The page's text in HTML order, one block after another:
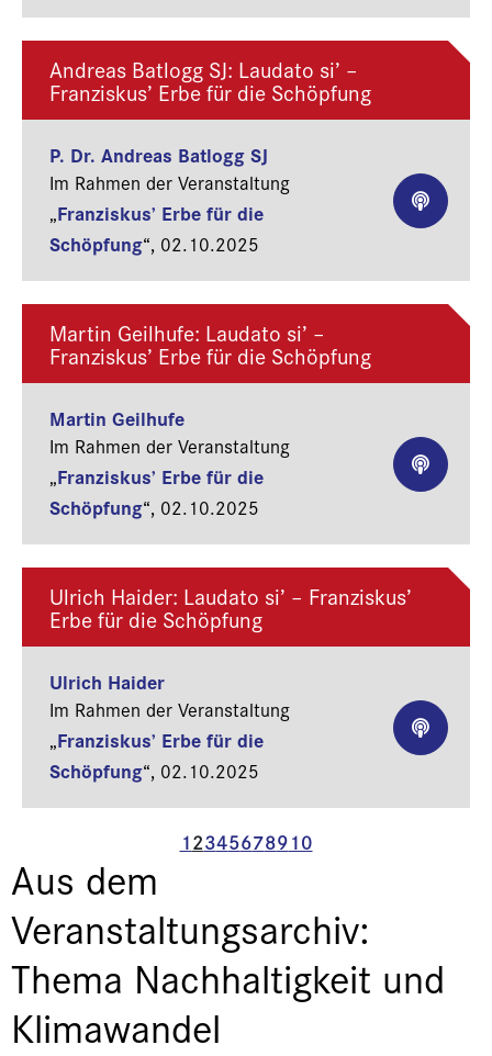
Andreas Batlogg SJ: Laudato si’ –
Franziskus’ Erbe für die Schöpfung
P. Dr. Andreas Batlogg SJ
Im Rahmen der Veranstaltung
„Franziskus’ Erbe für die
Schöpfung“, 02.10.2025
Martin Geilhufe: Laudato si’ –
Franziskus’ Erbe für die Schöpfung
Martin Geilhufe
Im Rahmen der Veranstaltung
„Franziskus’ Erbe für die
Schöpfung“, 02.10.2025
Ulrich Haider: Laudato si’ – Franziskus’
Erbe für die Schöpfung
Ulrich Haider
Im Rahmen der Veranstaltung
„Franziskus’ Erbe für die
Schöpfung“, 02.10.2025
12345678910
Aus dem
Veranstaltungsarchiv:
Thema Nachhaltigkeit und
Klimawandel